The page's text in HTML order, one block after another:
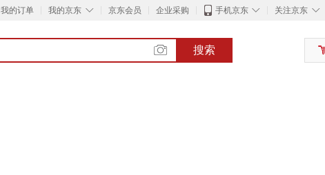
我的订单 ◇
我的京东 京东会员 企业采购 ◇
手机京东 ◇
关注京东
搜索